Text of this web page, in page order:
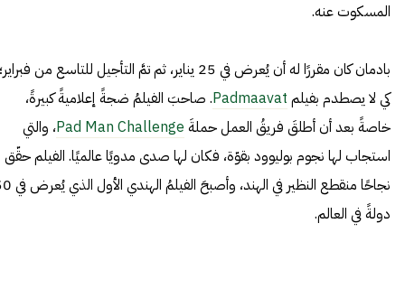
المسكوت عنه.
بادمان كان مقررًا له أن يُعرض في 25 يناير، ثم تمَّ التأجيل للتاسع من فبراير؛
كي لا يصطدم بفيلم Padmaavat. صاحبَ الفيلمُ ضجةً إعلاميةً كبيرةً،
خاصةً بعد أن أطلقَ فريقُ العمل حملةَ Pad Man Challenge، والتي
استجاب لها نجوم بوليوود بقوّة، فكان لها صدى مدويًا عالميًا. الفيلم حقّق
نجاحًا منقطع النظير في الهند،
دولةً في العالم.